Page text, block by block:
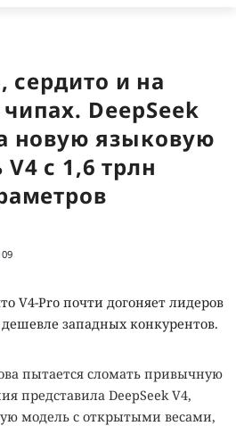
и на
DeepSeek
новую языковую
с 1,6 трлн
V4-Pro почти догоняет лидеров
западных конкурентов.
пытается сломать привычную
представила DeepSeek V4,
модель с открытыми весами,